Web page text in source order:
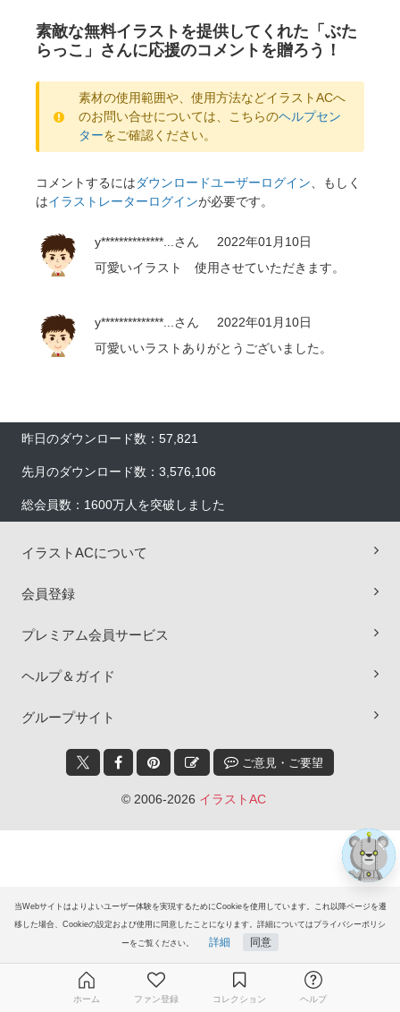
当Webサイトはよりよいユーザー体験を実現するためにCookieを使用しています。これ以降ページを遷
移した場合、Cookieの設定および使用に同意したことになります。詳細についてはプライバシーポリシ
ーをご覧ください。 詳細 同意
素敵な無料イラストを提供してくれた「ぶた
らっこ」さんに応援のコメントを贈ろう！
素材の使用範囲や、使用方法などイラストACへ
のお問い合せについては、こちらのヘルプセン
ターをご確認ください。
コメントするにはダウンロードユーザーログイン 、もしく
はイラストレーターログインが必要です。
y**************... さん
2022年01月10日
可愛いイラスト 使用させていただきます。
y**************... さん
2022年01月10日
可愛いいラストありがとうございました。
昨日のダウンロード数：57,821
先月のダウンロード数：3,576,106
総会員数：1600万人を突破しました
イラストACについて
会員登録
プレミアム会員サービス
ヘルプ＆ガイド
グループサイト
ご意見・ご要望
© 2006-2026 イラストAC
ホーム ファン登録 コレクション ヘルプ